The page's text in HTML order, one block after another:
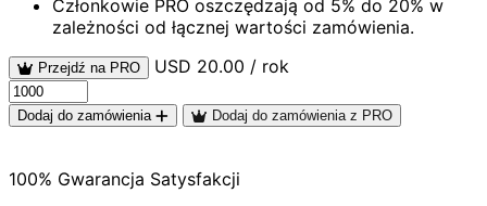
Członkowie PRO oszczędzają od 5% do 20% w
zależności od łącznej wartości zamówienia.
Przejdź na PRO USD 20.00 / rok
Dodaj do zamówienia Dodaj do zamówienia z PRO
100% Gwarancja Satysfakcji